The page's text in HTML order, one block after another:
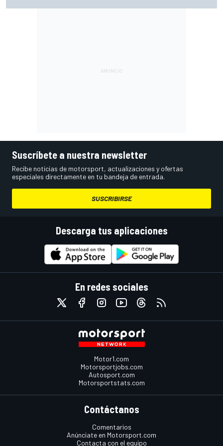
Suscríbete a nuestra newsletter
Recibe noticias de motorsport, actualizaciones y ofertas
especiales directamente en tu bandeja de entrada.
SUSCRIBIRSE
Descarga tus aplicaciones
En redes sociales
Motor1.com
Motorsportjobs.com
Autosport.com
Motorsportstats.com
Contáctanos
Comentarios
Anúnciate en Motorsport.com
Contacta con el equipo